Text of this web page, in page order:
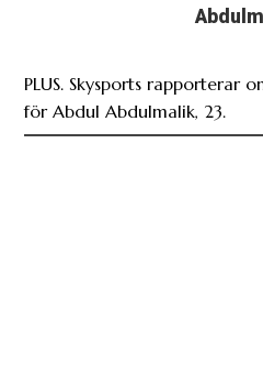
PLUS. Skysports rapporterar
för Abdul Abdulmalik, 23.